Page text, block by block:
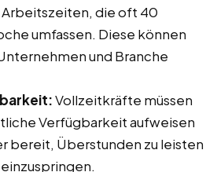
die oft 40
umfassen. Diese können
und Branche
Vollzeitkräfte müssen
Verfügbarkeit aufweisen
bereit, Überstunden zu leisten